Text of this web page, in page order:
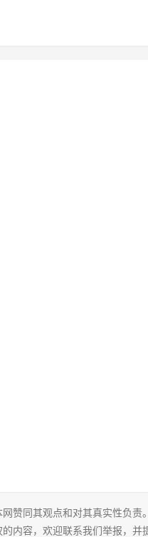
赞同其观点和对其真实性负责
内容，欢迎联系我们举报，并